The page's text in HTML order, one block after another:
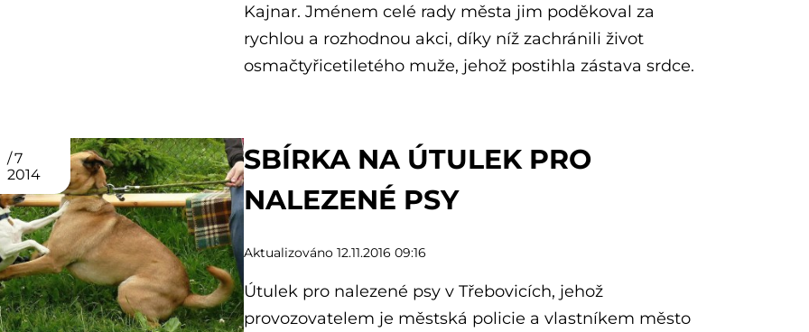
Kajnar. Jménem celé rady města jim poděkoval za
rychlou a rozhodnou akci, díky níž zachránili život
osmačtyřicetiletého muže, jehož postihla zástava srdce.
7
2014
SBÍRKA NA ÚTULEK PRO
NALEZENÉ PSY
Aktualizováno 12.11.2016 09:16
Útulek pro nalezené psy v Třebovicích, jehož
provozovatelem je městská policie a vlastníkem město